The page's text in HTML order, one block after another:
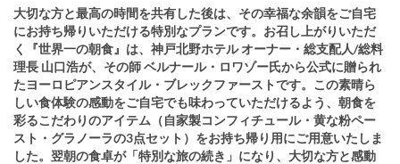
大切な方と最高の時間を共有した後は、その幸福な余韻をご自宅
にお持ち帰りいただける特別なプランです。お召し上がりいただ
く『世界一の朝食』は、神戸北野ホテル オーナー・総支配人/総料
理長 山口浩が、その師 ベルナール・ロワゾー氏から公式に贈られ
たヨーロピアンスタイル・ブレックファーストです。この素晴ら
しい食体験の感動をご自宅でも味わっていただけるよう、朝食を
彩るこだわりのアイテム（自家製コンフィチュール・黄な粉ペー
スト・グラノーラの3点セット）をお持ち帰り用にご用意いたしま
した。翌朝の食卓が「特別な旅の続き」になり、大切な方と感動